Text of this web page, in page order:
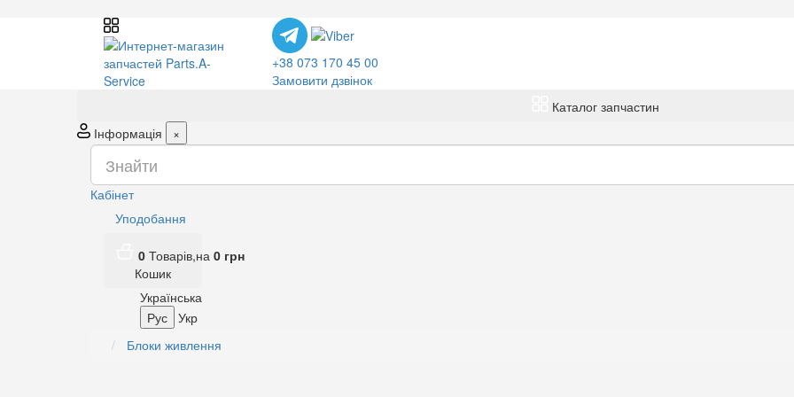
+38 073 170 45 00
Замовити дзвінок
Каталог запчастин
Інформація
×
Кабінет
Уподобання
0 Товарів,на 0 грн
Кошик
Українська
Рус
Укр
Блоки живлення